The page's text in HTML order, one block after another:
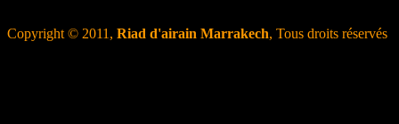
Copyright © 2011, Riad d'airain Marrakech, Tous droits réservés